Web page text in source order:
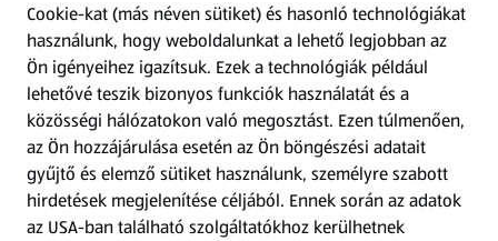
Kérdőív
Fizetési lehetőségek
ALDI utalványok
Árcsökkentés
Cookie-kat (más néven sütiket) és hasonló technológiákat
használunk, hogy weboldalunkat a lehető legjobban az
Ön igényeihez igazítsuk. Ezek a technológiák például
lehetővé teszik bizonyos funkciók használatát és a
közösségi hálózatokon való megosztást. Ezen túlmenően,
az Ön hozzájárulása esetén az Ön böngészési adatait
gyűjtő és elemző sütiket használunk, személyre szabott
hirdetések megjelenítése céljából. Ennek során az adatok
az USA-ban található szolgáltatókhoz kerülhetnek